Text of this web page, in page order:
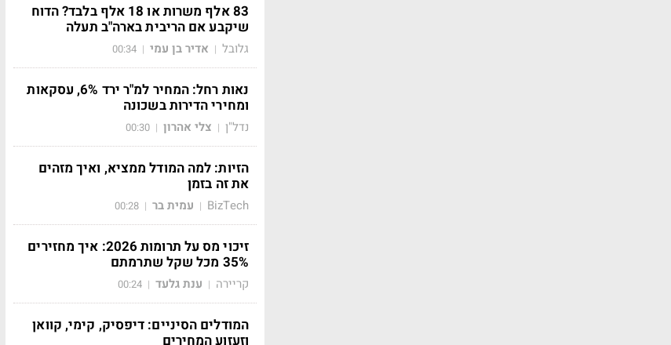
83 אלף משרות או 18 אלף בלבד? הדוח
שיקבע אם הריבית בארה"ב תעלה
גלובל | אדיר בן עמי |
00:34
נאות רחל: המחיר למ"ר ירד 6%, עסקאות
ומחירי הדירות בשכונה
נדל"ן | צלי אהרון |
00:30
הזיות: למה המודל ממציא, ואיך מזהים
את זה בזמן
BizTech
| עמית בר |
00:28
זיכוי מס על תרומות 2026: איך מחזירים
35% מכל שקל שתרמתם
קריירה | ענת גלעד |
00:24
המודלים הסיניים: דיפסיק, קימי, קוואן
וזעזוע המחירים